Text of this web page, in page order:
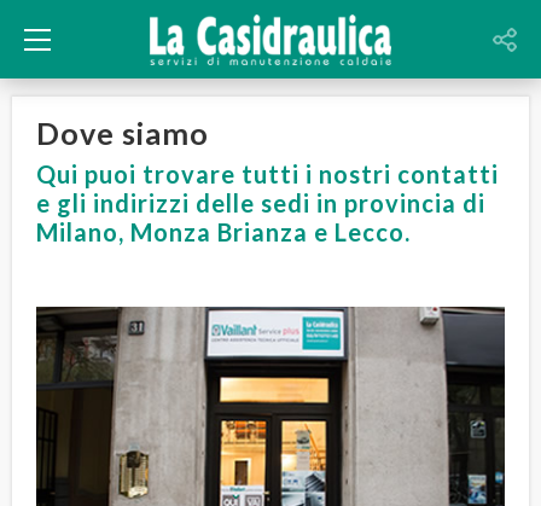
Dove siamo
Qui puoi trovare tutti i nostri contatti
e gli indirizzi delle sedi in provincia di
Milano, Monza Brianza e Lecco.